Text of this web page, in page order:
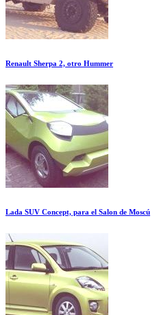
Renault Sherpa 2, otro Hummer
Lada SUV Concept, para el Salon de Moscú